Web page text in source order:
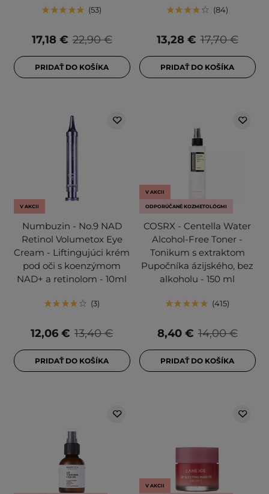
53
22,90 €
17,18 €
PRIDAŤ DO KOŠÍKA
84
17,70 €
13,28 €
PRIDAŤ DO KOŠÍKA
V AKCII
Numbuzin - No.9 NAD
Retinol Volumetox Eye
Cream - Liftingujúci krém
pod oči s koenzýmom
NAD+ a retinolom - 10ml
3
13,40 €
12,06 €
PRIDAŤ DO KOŠÍKA
V AKCII
ODPORÚČANÉ KOZMETOLÓGMI
COSRX - Centella Water
Alcohol-Free Toner -
Tonikum s extraktom
Pupočníka ázijského, bez
alkoholu - 150 ml
415
14,00 €
8,40 €
PRIDAŤ DO KOŠÍKA
V AKCII